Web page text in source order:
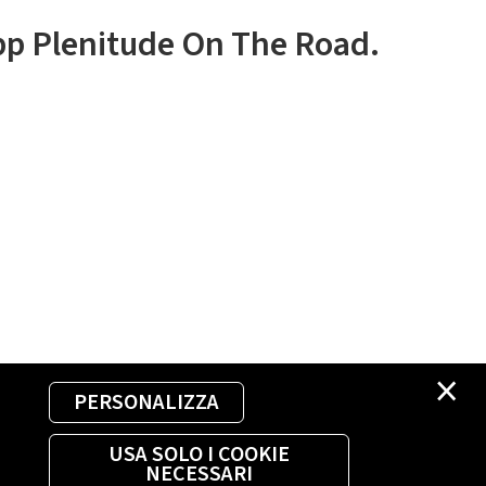
×
PERSONALIZZA
USA SOLO I COOKIE
NECESSARI
Plenitude On The Road.